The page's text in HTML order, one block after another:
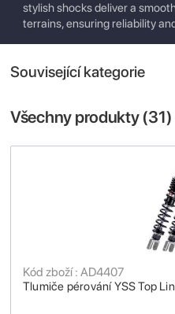
stylish shocks deliver a
terrains, ensuring reliability
Související kategorie
Všechny produkty (31)
Tlumiče pérování YSS Top
Kód zboží : AD4407